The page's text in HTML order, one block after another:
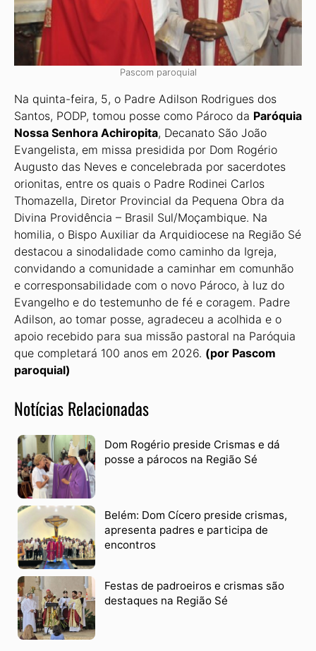
Pascom paroquial
Na quinta-feira, 5, o Padre Adilson Rodrigues dos
Santos, PODP, tomou posse como Pá­roco da Paróquia
Nossa Senhora Achiropita, Decanato São João
Evangelista, em missa presidida por Dom Rogério
Augusto das Neves e concelebrada por sacerdotes
orionitas, entre os quais o Padre Rodinei Carlos
Thomazella, Diretor Provincial da Pequena Obra da
Divina Providência – Brasil Sul/Moçambique. Na
homilia, o Bispo Auxiliar da Arqui­diocese na Região Sé
destacou a sinodalidade como caminho da Igreja,
convidando a comunidade a caminhar em comunhão
e corresponsabilidade com o novo Pároco, à luz do
Evangelho e do testemunho de fé e coragem. Padre
Adilson, ao tomar posse, agrade­ceu a acolhida e o
apoio recebido para sua missão pastoral na Paróquia
que completará 100 anos em 2026. (por Pascom
paroquial)
Notícias Relacionadas
Dom Rogério preside Crismas e dá
posse a párocos na Região Sé
Belém: Dom Cícero preside crismas,
apresenta padres e participa de
encontros
Festas de padroeiros e crismas são
destaques na Região Sé